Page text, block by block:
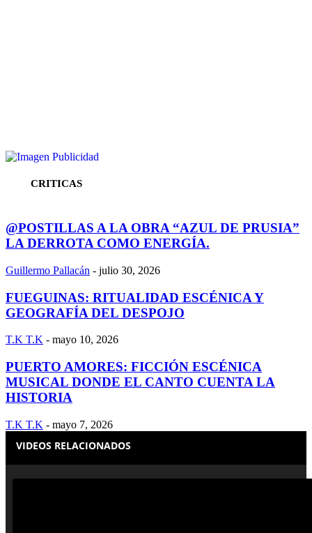
CRITICAS
@POSTILLAS A LA OBRA “AZUL DE PRUSIA”
LA DERROTA COMO ENERGÍA.
Guillermo Pallacán - julio 30, 2026
FUEGUINAS: RITUALIDAD ESCÉNICA Y
GEOGRAFÍA DEL DESPOJO
T.K T.K - mayo 10, 2026
PUERTO AMORES: FICCIÓN ESCÉNICA
MUSICAL DONDE EL CANTO CUENTA LA
HISTORIA
T.K T.K - mayo 7, 2026
VIDEOS RELACIONADOS